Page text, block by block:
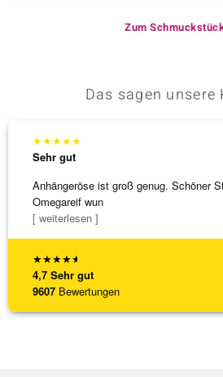
Zum
Das sagen unsere
★★★★★
4,7 Sehr gut
9607 Bewertungen
★★★★★
Sehr gut
Anhängeröse ist groß genug. Schöner
Omegareif wun
[ weiterlesen ]